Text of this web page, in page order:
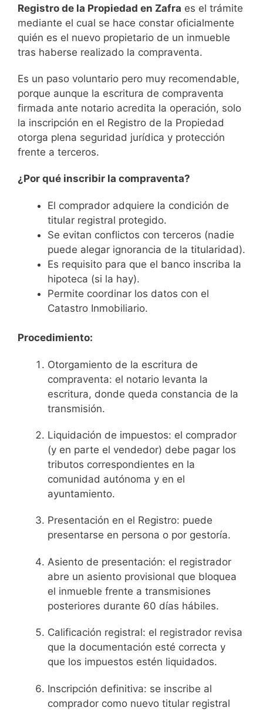
Registro de la Propiedad en Zafra es el trámite
mediante el cual se hace constar oficialmente
quién es el nuevo propietario de un inmueble
tras haberse realizado la compraventa.
Es un paso voluntario pero muy recomendable,
porque aunque la escritura de compraventa
firmada ante notario acredita la operación, solo
la inscripción en el Registro de la Propiedad
otorga plena seguridad jurídica y protección
frente a terceros.
¿Por qué inscribir la compraventa?
El comprador adquiere la condición de
titular registral protegido.
Se evitan conflictos con terceros (nadie
puede alegar ignorancia de la titularidad).
Es requisito para que el banco inscriba la
hipoteca (si la hay).
Permite coordinar los datos con el
Catastro Inmobiliario.
Procedimiento:
Otorgamiento de la escritura de
compraventa: el notario levanta la
escritura, donde queda constancia de la
transmisión.
Liquidación de impuestos: el comprador
(y en parte el vendedor) debe pagar los
tributos correspondientes en la
comunidad autónoma y en el
ayuntamiento.
Presentación en el Registro: puede
presentarse en persona o por gestoría.
Asiento de presentación: el registrador
abre un asiento provisional que bloquea
el inmueble frente a transmisiones
posteriores durante 60 días hábiles.
Calificación registral: el registrador revisa
que la documentación esté correcta y
que los impuestos estén liquidados.
Inscripción definitiva: se inscribe al
comprador como nuevo titular registral